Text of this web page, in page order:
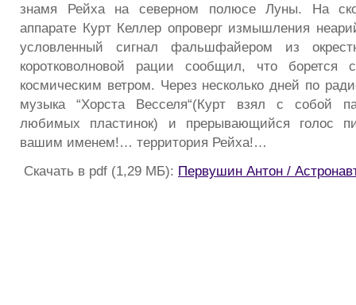
знамя Рейха на северном полюсе Луны. На
аппарате Курт Келлер опроверг измышления
условленный сигнал фальшфайером из
коротковолновой рации сообщил, что
космическим ветром. Через несколько дней по
музыка “Хорста Весселя“(Курт взял с собой
любимых пластинок) и прерывающийся голос
вашим именем!… территория Рейха!…
Скачать в pdf (1,29 МБ): Первушин Антон /